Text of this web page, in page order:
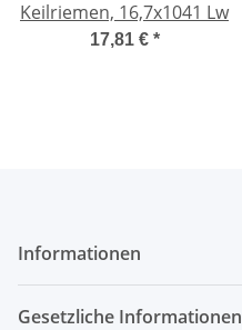
Keilriemen, 16,7x1041 Lw
17,81 € *
Informationen
Gesetzliche Informationen